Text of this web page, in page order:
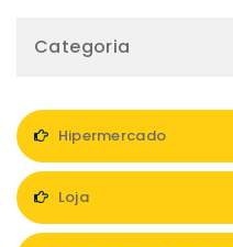
Categoria
Hipermercado
Loja